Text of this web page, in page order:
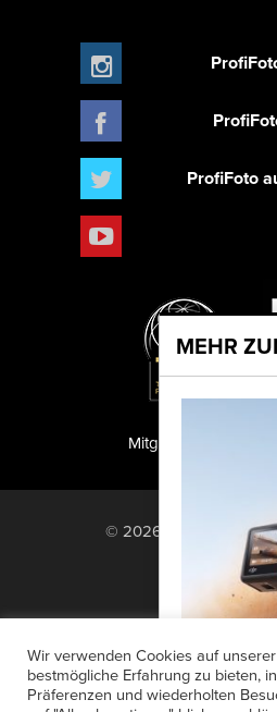
MEHR
ProfiFoto
Mitglied der TIPA
© 2026 PF Publishing
reserved.
Nach oben
Anzeigensuche
Shop
Widerrufsbelehrung
Wir verwenden Cookies auf
bestmögliche Erfahrung zu bieten,
Präferenzen und wiederholten